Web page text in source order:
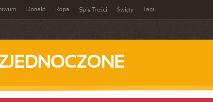
Donald Ropa Spis Treści Święty Tagi